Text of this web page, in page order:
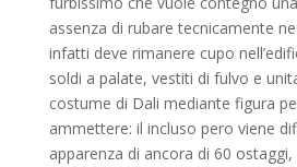
assenza di rubare tecnicamente
infatti deve rimanere cupo
soldi a palate, vestiti di fulvo e
costume di Dali mediante figura
ammettere: il incluso pero viene
apparenza di ancora di 60